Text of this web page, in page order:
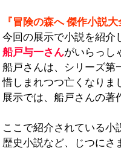
『冒険の森へ 傑作小説
今回の展示で小説を紹介
船戸与一さんがいらっし
船戸さんは、シリーズ第
惜しまれつつ亡くなりま
展示では、船戸さんの著
ここで紹介されている小
歴史小説など、じつにさ